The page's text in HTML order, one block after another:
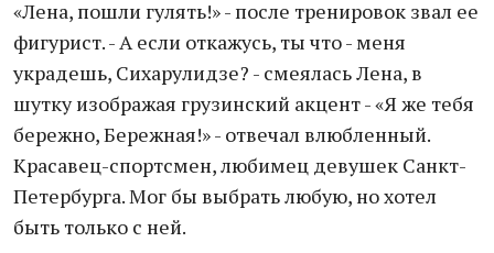
«Лена, пошли гулять!» - после тренировок звал ее
фигурист. - А если откажусь, ты что - меня
украдешь, Сихарулидзе? - смеялась Лена, в
шутку изображая грузинский акцент - «Я же тебя
бережно, Бережная!» - отвечал влюбленный.
Красавец-спортсмен, любимец девушек Санкт-
Петербурга. Мог бы выбрать любую, но хотел
быть только с ней.